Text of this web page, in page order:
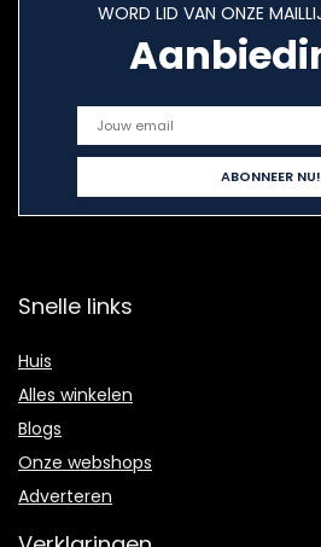
WORD LID VAN ONZE
Snelle links
Huis
Alles winkelen
Blogs
Onze webshops
Adverteren